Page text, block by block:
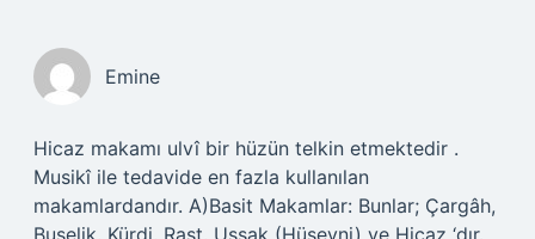
Emine
Hicaz makamı ulvî bir hüzün telkin etmektedir .
Musikî ile tedavide en fazla kullanılan
makamlardandır. A)Basit Makamlar: Bunlar; Çargâh,
Buselik, Kürdi, Rast, Uşşak (Hüseyni) ve Hicaz ‘dır.